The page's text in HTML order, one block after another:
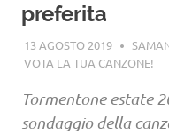
preferita
13 AGOSTO 2019
VOTA LA TUA CANZONE!
Tormentone estate
sondaggio della